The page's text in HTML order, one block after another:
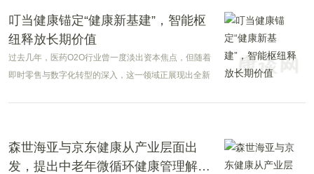
叮当健康锚定“健康新基建”，智能枢
纽释放长期价值
过去几年，医药O2O行业曾一度淡出资本焦点，但随着
即时零售与数字化转型的深入，这一领域正展现出全新
森世海亚与京东健康从产业层面出
发，提出中老年微循环健康管理解决